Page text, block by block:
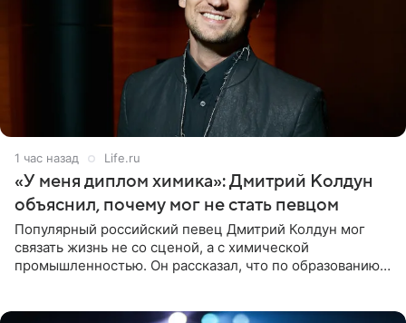
1 час назад Life.ru
«У меня диплом химика»: Дмитрий Колдун
объяснил, почему мог не стать певцом
Популярный российский певец Дмитрий Колдун мог
связать жизнь не со сценой, а с химической
промышленностью. Он рассказал, что по образованию